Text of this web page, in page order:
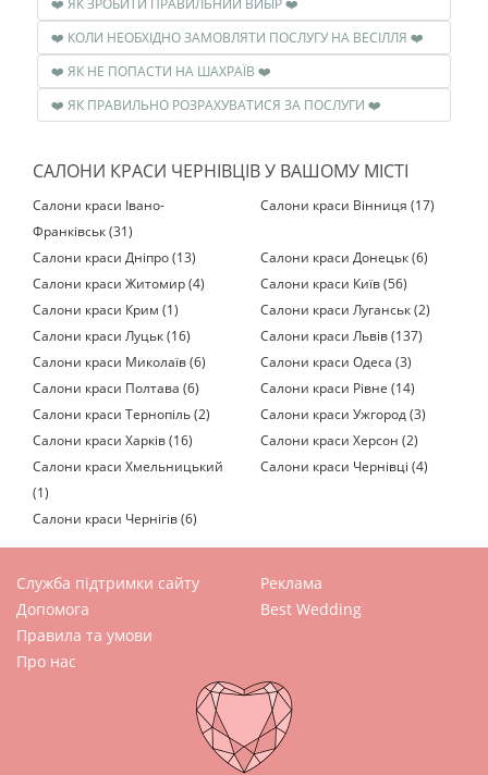
❤️ КОЛИ НЕОБХІДНО ЗАМОВЛЯТИ ПОСЛУГУ НА ВЕСІЛЛЯ ❤️
❤️ ЯК НЕ ПОПАСТИ НА ШАХРАЇВ ❤️
❤️ ЯК ПРАВИЛЬНО РОЗРАХУВАТИСЯ ЗА ПОСЛУГИ ❤️
САЛОНИ КРАСИ ЧЕРНІВЦІВ У ВАШОМУ МІСТІ
Салони краси Івано-
Франківськ (31)
Салони краси Вінниця (17)
Салони краси Дніпро (13)
Салони краси Донецьк (6)
Салони краси Житомир (4)
Салони краси Київ (56)
Салони краси Крим (1)
Салони краси Луганськ (2)
Салони краси Луцьк (16)
Салони краси Львів (137)
Салони краси Миколаїв (6)
Салони краси Одеса (3)
Салони краси Полтава (6)
Салони краси Рівне (14)
Салони краси Тернопіль (2)
Салони краси Ужгород (3)
Салони краси Харків (16)
Салони краси Херсон (2)
Салони краси Хмельницький
(1)
Салони краси Чернівці (4)
Салони краси Чернігів (6)
Служба підтримки сайту
Допомога
Правила та умови
Про нас
Реклама
Best Wedding